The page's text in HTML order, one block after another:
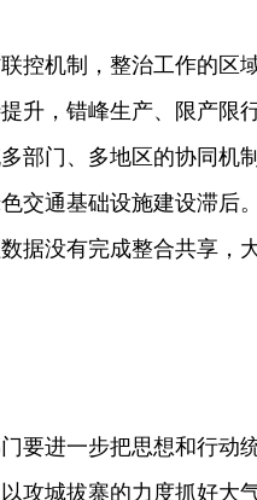
控机制，整治工作的区
升，错峰生产、限产限
部门、多地区的协同机制
交通基础设施建设滞后。
据没有完成整合共享，
要进一步把思想和行动
攻城拔寨的力度抓好大